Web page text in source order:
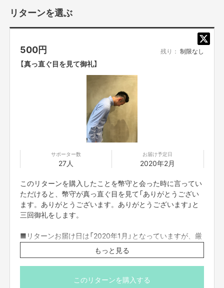
中学野球(兵庫県代表選手)、高校野球(甲子園出場選手)、プロ野球選手
他 ジュニアアーティスティックスイミング、陸上競技、サッカー、テニ
ス、ラグビー、バスケット
〜現在の活動〜
・球速アッププロジェクト
・ひょうごジュニアスポーツアカデミー
・ジムでのパーソナルトレーナーなど
僕が人生を賭けて成し遂げたいこと。
それはスポーツの町を作ることです。
リターンを選ぶ
500円 残り： 制限なし
【真っ直ぐ目を見て御礼】
サポーター数
27人
お届け予定日
2020年2月
このリターンを購入したことを幣守と会った時に言ってい
ただけると、幣守が真っ直ぐ目を見て「ありがとうござい
ます。ありがとうございます。ありがとうございます」と
三回御礼をします。
■リターンお届け日は「2020年1月」となっていますが、厳
密には「2020年1月」以降になります。
もっと見る
このリターンを購入する